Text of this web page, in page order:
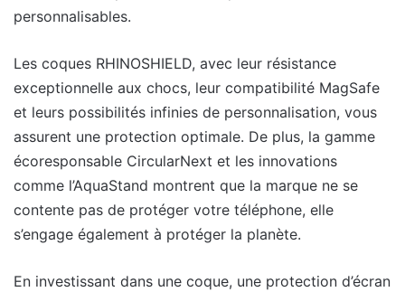
personnalisables.
Les coques RHINOSHIELD, avec leur résistance
exceptionnelle aux chocs, leur compatibilité MagSafe
et leurs possibilités infinies de personnalisation, vous
assurent une protection optimale. De plus, la gamme
écoresponsable CircularNext et les innovations
comme l’AquaStand montrent que la marque ne se
contente pas de protéger votre téléphone, elle
s’engage également à protéger la planète.
En investissant dans une coque, une protection d’écran